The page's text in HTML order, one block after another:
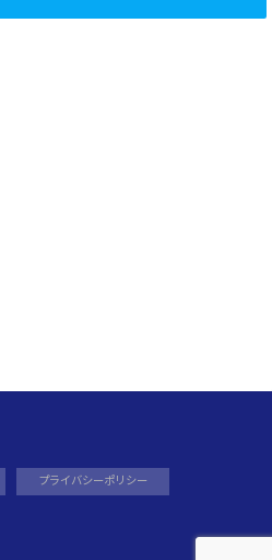
プライバシーポリシー